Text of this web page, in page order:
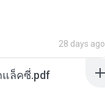
28 days ago
แล็คซี่.pdf